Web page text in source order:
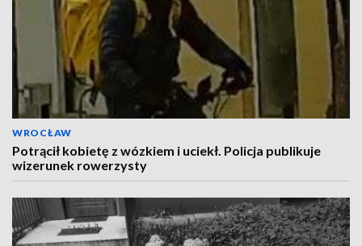
WROCŁAW
Potrącił kobietę z wózkiem i uciekł. Policja publikuje
wizerunek rowerzysty